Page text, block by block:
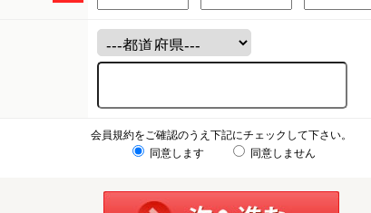
会員規約をご確認のうえ下記にチェックして下さい。
同意します
同意しません